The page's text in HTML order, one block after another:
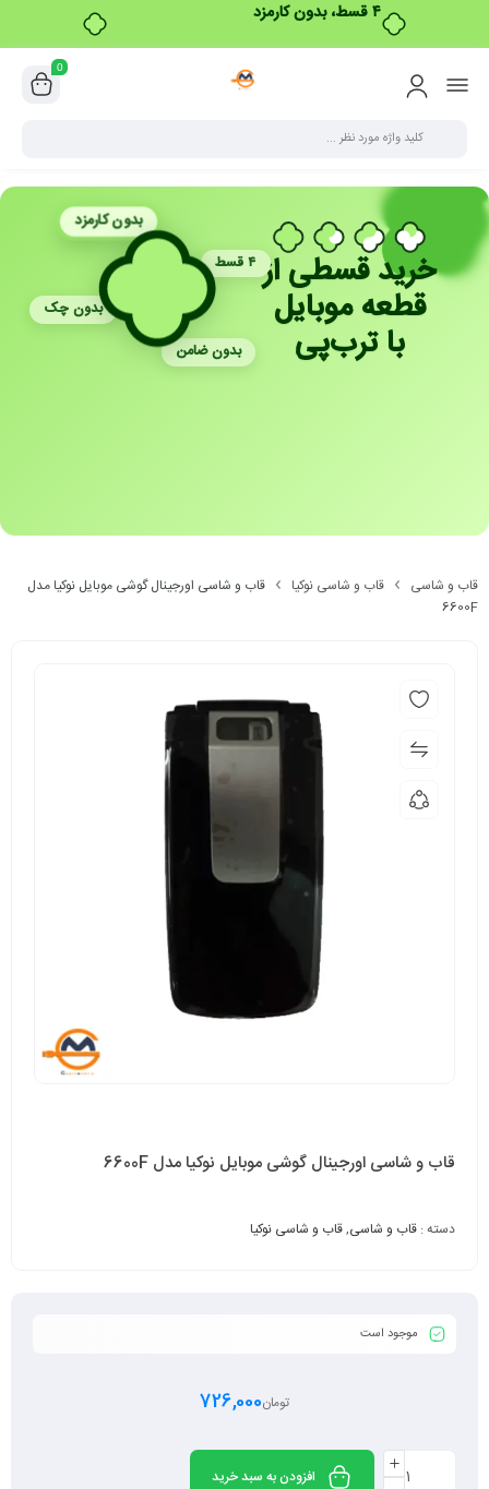
۴ قسط، بدون کارمزد
0
خرید قسطی از
قطعه موبایل
با ترب‌پی
بدون کارمزد
۴ قسط
بدون چک
بدون ضامن
قاب و شاسی قاب و شاسی نوکیا
قاب و شاسی اورجینال گوشی موبایل نوکیا مدل
6600F
قاب و شاسی اورجینال گوشی موبایل نوکیا مدل 6600F
دسته : قاب و شاسی,قاب و شاسی نوکیا
موجود است
تومان726,000
افزودن به سبد خرید